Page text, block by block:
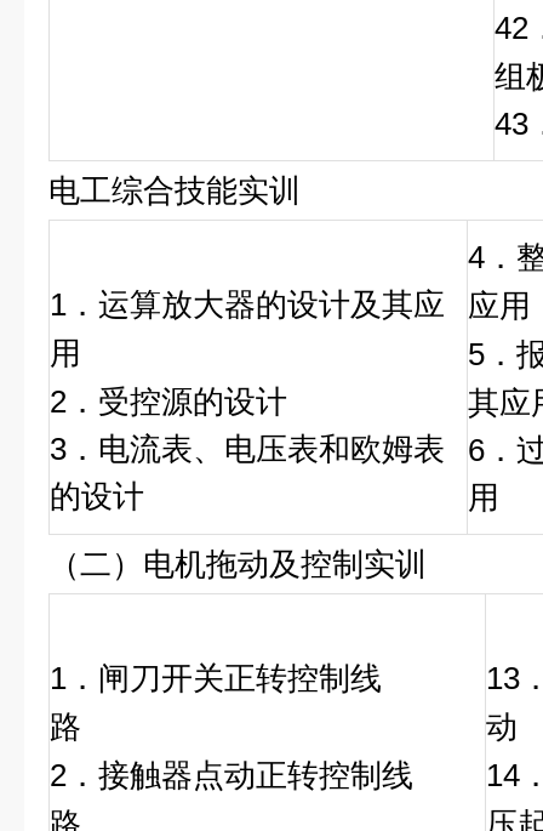
42
组
43
电工综合技能实训
1．运算放大器的设计及其应
用
2．受控源的设计
3．电流表、电压表和欧姆表
的设计
4．
应用
5．
其应
6．
用
（二）电机拖动及控制实训
1．闸刀开关正转控制线
路
2．接触器点动正转控制线
13
14